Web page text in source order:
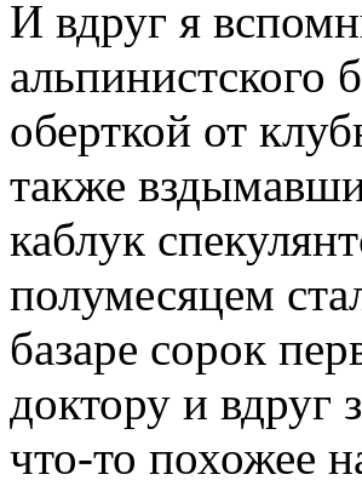
И вдруг я
альпинистского
оберткой от
также
каблук
полумесяцем
базаре сорок
доктору и вдруг
что-то похожее